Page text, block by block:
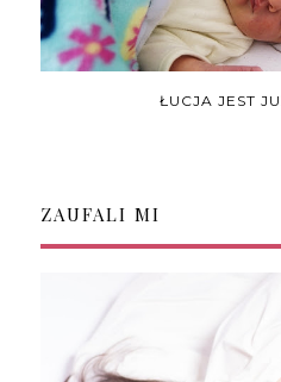
ŁUCJA JEST
ZAUFALI MI